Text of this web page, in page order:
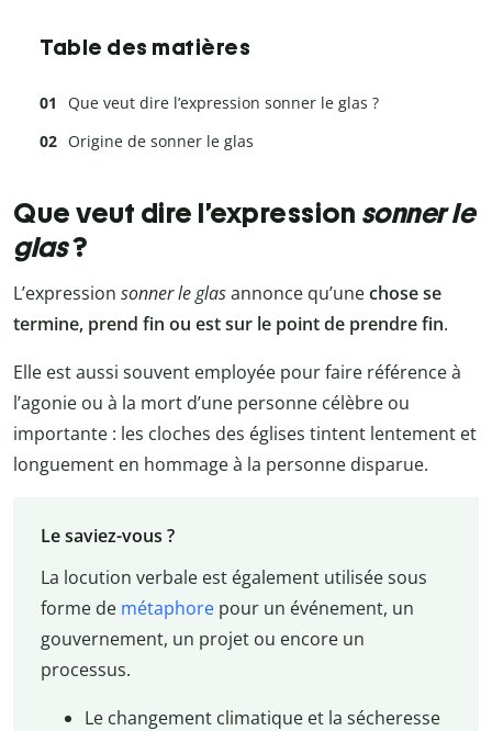
Table des matières
Que veut dire l’expression sonner le glas ?
Origine de sonner le glas
Que veut dire l’expression sonner le
glas?
L’expression sonner le glasannonce qu’unechose se
termine, prend fin ou est sur le point de prendre fin.
Elle est aussi souvent employée pour faire référence à
l’agonie ou à la mort d’une personne célèbre ou
importante : les cloches des églises tintent lentement et
longuement en hommage à la personne disparue.
Le saviez-vous ?
La locution verbale est également utilisée sous
forme de métaphorepour un événement, un
gouvernement, un projet ou encore un
processus.
Le changement climatique et la sécheresse